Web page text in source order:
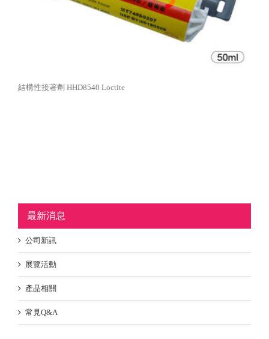
結構性接著劑 HHD8540 Loctite
最新消息
公司新訊
展覽活動
產品相關
常見Q&A